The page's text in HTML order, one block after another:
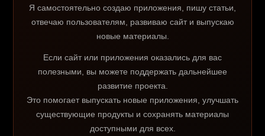
Я самостоятельно создаю приложения, пишу статьи,
отвечаю пользователям, развиваю сайт и выпускаю
новые материалы.
Если сайт или приложения оказались для вас
полезными, вы можете поддержать дальнейшее
развитие проекта.
Это помогает выпускать новые приложения, улучшать
существующие продукты и сохранять материалы
доступными для всех.